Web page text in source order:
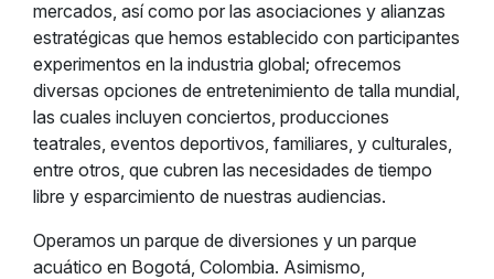
mercados, así como por las asociaciones y alianzas
estratégicas que hemos establecido con participantes
experimentos en la industria global; ofrecemos
diversas opciones de entretenimiento de talla mundial,
las cuales incluyen conciertos, producciones
teatrales, eventos deportivos, familiares, y culturales,
entre otros, que cubren las necesidades de tiempo
libre y esparcimiento de nuestras audiencias.
Operamos un parque de diversiones y un parque
acuático en Bogotá, Colombia. Asimismo,